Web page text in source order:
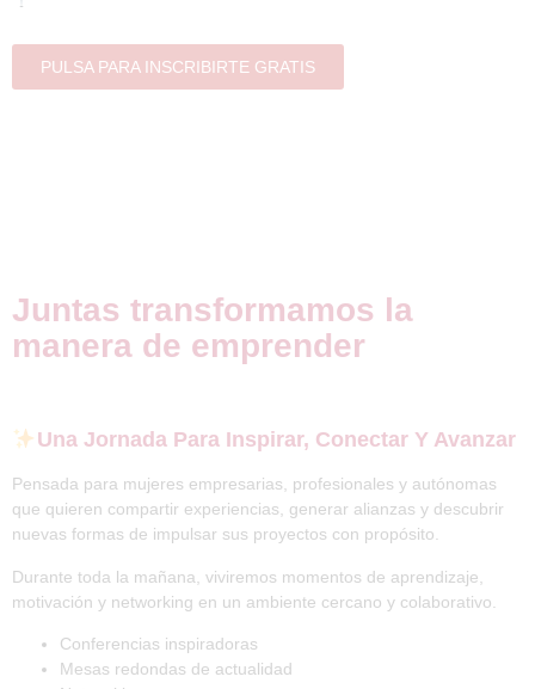
PULSA PARA INSCRIBIRTE GRATIS
Juntas transformamos la
manera de emprender
Una Jornada Para Inspirar, Conectar Y Avanzar
Pensada para mujeres empresarias, profesionales y autónomas
que quieren compartir experiencias, generar alianzas y descubrir
nuevas formas de impulsar sus proyectos con propósito.
Durante toda la mañana, viviremos momentos de aprendizaje,
motivación y networking en un ambiente cercano y colaborativo.
Conferencias inspiradoras
Mesas redondas de actualidad